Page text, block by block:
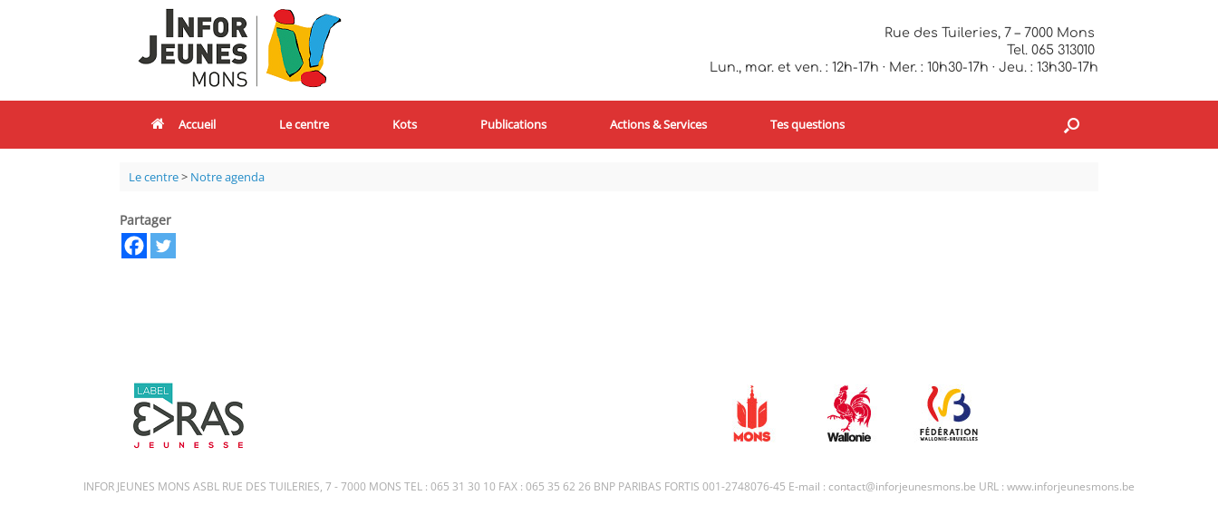
Rue des Tuileries, 7 – 7000 Mons
Tel. 065 313010
Lun., mar. et ven. : 12h-17h · Mer. : 10h30-17h · Jeu. : 13h30-17h
Accueil Le centre Kots Publications Actions & Services Tes questions
Le centre> Notre agenda
Partager
INFOR JEUNES MONS ASBL RUE DES TUILERIES, 7 - 7000 MONS TEL : 065 31 30 10 FAX : 065 35 62 26 BNP PARIBAS FORTIS 001-2748076-45 E-mail : contact@inforjeunesmons.be URL : www.inforjeunesmons.be